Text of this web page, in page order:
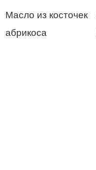
Масло из косточек
абрикоса